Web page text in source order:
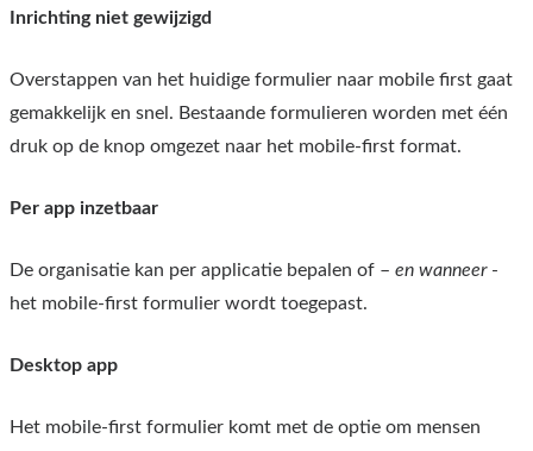
Inrichting niet gewijzigd
Overstappen van het huidige formulier naar mobile first gaat
gemakkelijk en snel. Bestaande formulieren worden met één
druk op de knop omgezet naar het mobile-first format.
Per app inzetbaar
De organisatie kan per applicatie bepalen of – en wanneer -
het mobile-first formulier wordt toegepast.
Desktop app
Het mobile-first formulier komt met de optie om mensen